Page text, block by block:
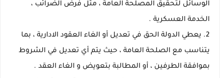
الوسائل لتحقيق المصلحة العامة ، مثل فرض الضرائب ،
الخدمة العسكرية .
2. يعطي الدولة الحق في تعديل أو الغاء العقود الادارية ، بما
يتناسب مع الصلحة العامة ، حيث يتم أي تعديل في الشروط
بموافقة الطرفين ، أو المطالبة بتعويض و الغاء العقد .